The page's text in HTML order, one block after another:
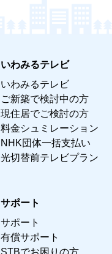
いわみるテレビ
いわみるテレビ
ご新築で検討中の方
現住居でご検討の方
料金シュミレーション
NHK団体一括支払い
光切替前テレビプラン
サポート
サポート
有償サポート
STBでお困りの方